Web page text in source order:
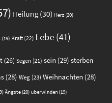
Heilung (30) Herz (20)
(19) Kraft (22) Lebe (41)
(26) Segen (21) sein (29) sterben
(28) Weg (23) Weihnachten (28)
Ängste (20) überwinden (19)